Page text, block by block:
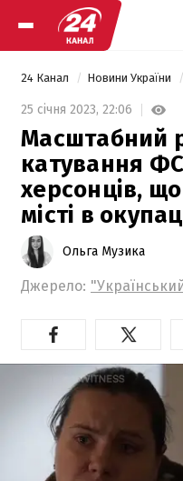
24 Канал Новини України
25 січня 2023, 22:06
Масштабний
катування
херсонців,
місті в
Ольга Музика
Джерело: